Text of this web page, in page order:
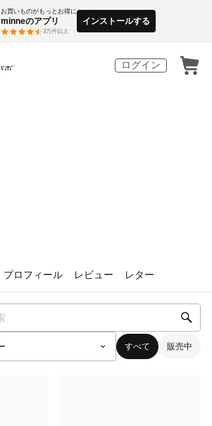
お買いものがもっとお得に
minneのアプリ
3万件以上
インストールする
ログイン
プロフィール レビュー レター
すべて 販売中